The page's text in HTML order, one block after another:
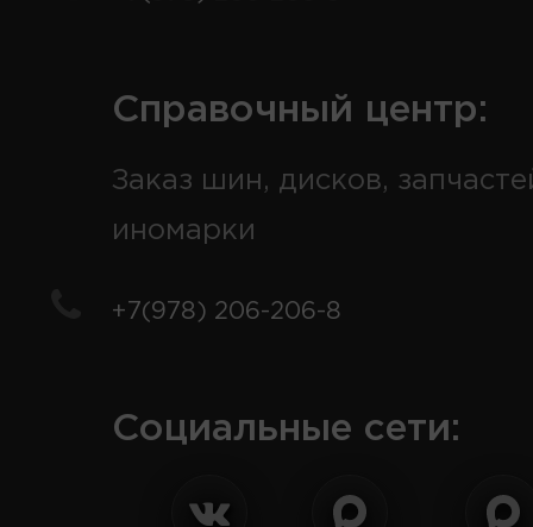
Справочный центр:
Заказ шин, дисков,
иномарки
+7(978) 206-206-8
Социальные сети: